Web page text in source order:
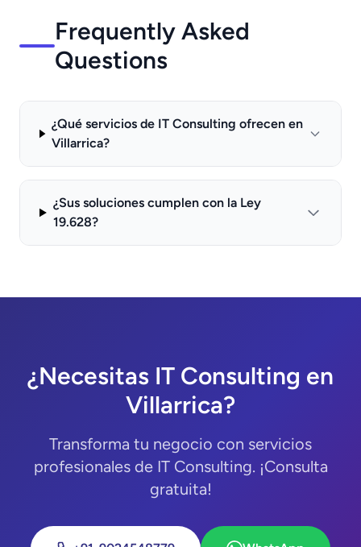
Frequently Asked
Questions
¿Qué servicios de IT Consulting ofrecen en
Villarrica?
¿Sus soluciones cumplen con la Ley
19.628?
¿Necesitas IT Consulting en
Villarrica?
Transforma tu negocio con servicios
profesionales de IT Consulting. ¡Consulta
gratuita!